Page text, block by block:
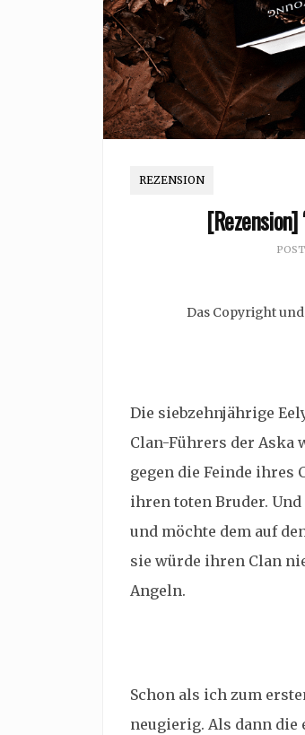
REZENSION
Das Copyright
Die siebzehnjährige
Clan-Führers der Aska
gegen die Feinde ihres
ihren toten Bruder.
und möchte dem auf
sie würde ihren Clan
Angeln.
Schon als ich zum
neugierig. Als dann die